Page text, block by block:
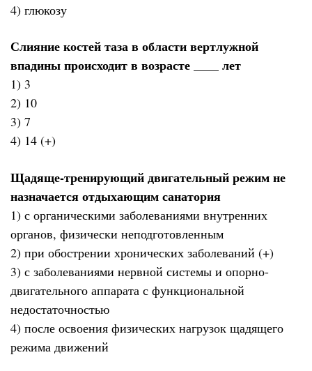
4) глюкозу
Слияние костей таза в области вертлужной
впадины происходит в возрасте ____ лет
1) 3
2) 10
3) 7
4) 14 (+)
Щадяще-тренирующий двигательный режим не
назначается отдыхающим санатория
1) с органическими заболеваниями внутренних
органов, физически неподготовленным
2) при обострении хронических заболеваний (+)
3) с заболеваниями нервной системы и опорно-
двигательного аппарата с функциональной
недостаточностью
4) после освоения физических нагрузок щадящего
режима движений